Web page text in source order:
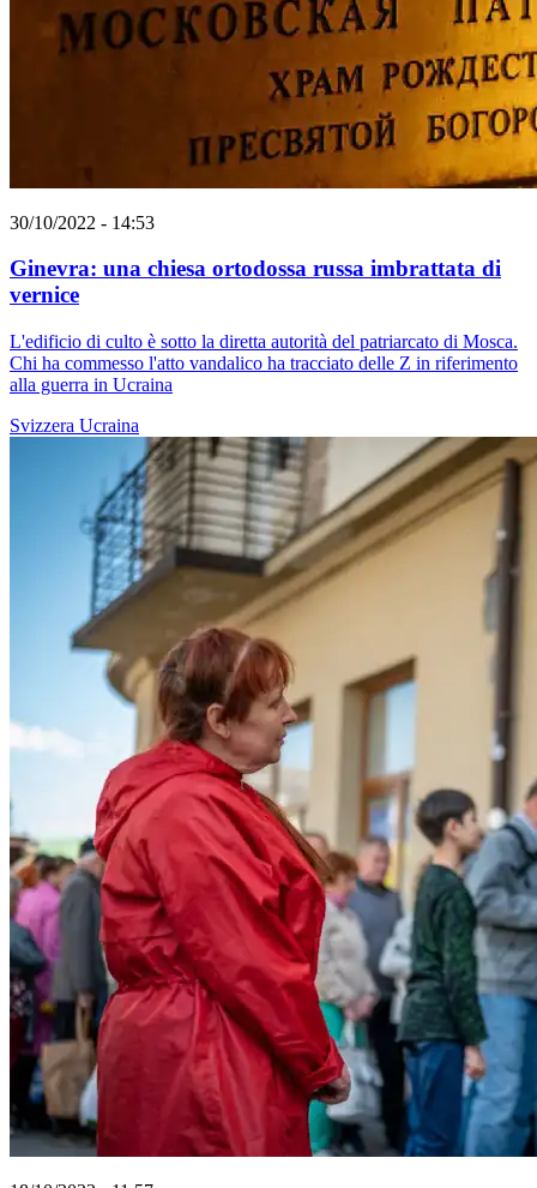
30/10/2022 - 14:53
Ginevra: una chiesa ortodossa russa imbrattata di
vernice
L'edificio di culto è sotto la diretta autorità del patriarcato di Mosca.
Chi ha commesso l'atto vandalico ha tracciato delle Z in riferimento
alla guerra in Ucraina
Svizzera Ucraina